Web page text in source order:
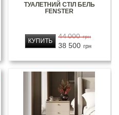
ТУАЛЕТНИЙ СТІЛ БЕЛЬ
FENSTER
44 000 грн
38 500 грн
КУПИТЬ